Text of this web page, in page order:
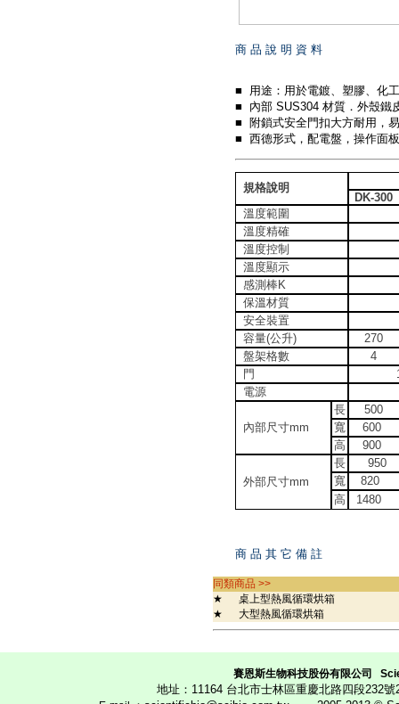
商 品 說 明 資 料
■ 用途：用於電鍍、塑膠、化
■ 內部 SUS304 材質．外殼鐵
■ 附鎖式安全門扣大方耐用，
■ 西德形式，配電盤，操作面
規格說明
DK-300
溫度範圍
溫度精確
溫度控制
溫度顯示
感測棒K
保溫材質
安全裝置
容量(公升)
270
盤架格數
4
門
電源
內部尺寸mm
長
500
寬
600
高
900
外部尺寸mm
長
950
寬
820
高
1480
商 品 其 它 備 註
同類商品 >>
★
桌上型熱風循環烘箱
★
大型熱風循環烘箱
賽恩斯生物科技股份有限公司
地址：11164 台北市士林區重慶北路四段